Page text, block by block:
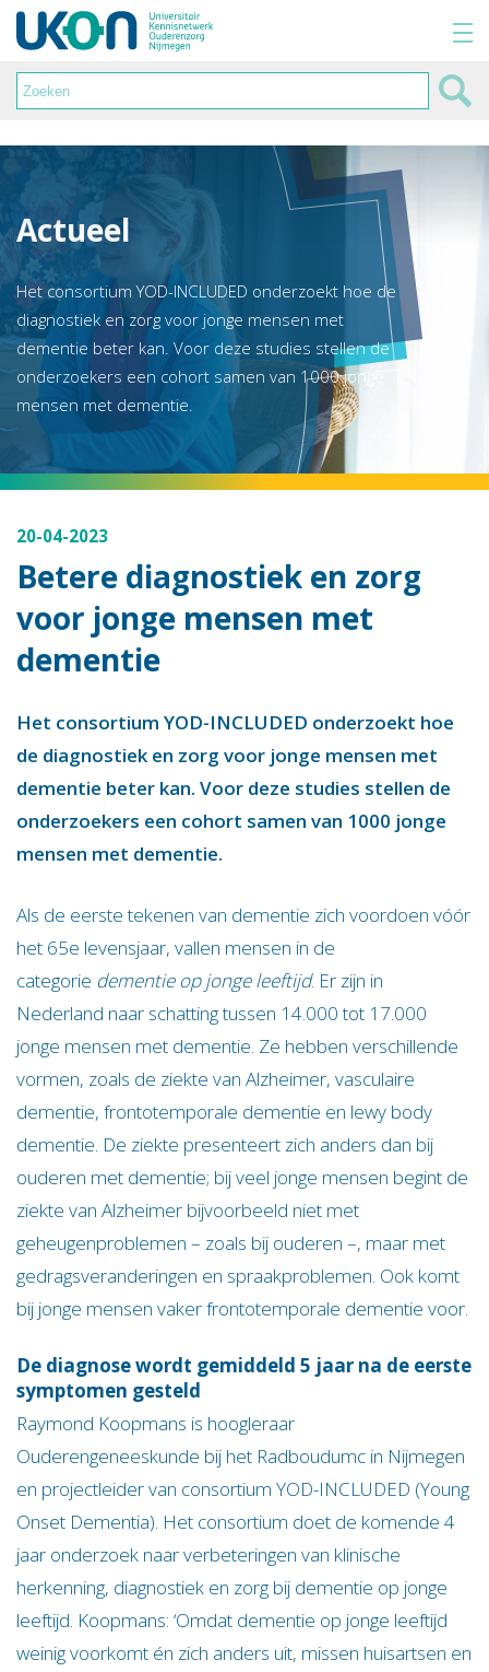
Actueel
Het consortium YOD-INCLUDED onderzoekt hoe de
diagnostiek en zorg voor jonge mensen met
dementie beter kan. Voor deze studies stellen de
onderzoekers een cohort samen van 1000 jonge
mensen met dementie.
20-04-2023
Betere diagnostiek en zorg
voor jonge mensen met
dementie
Het consortium YOD-INCLUDED onderzoekt hoe
de diagnostiek en zorg voor jonge mensen met
dementie beter kan. Voor deze studies stellen de
onderzoekers een cohort samen van 1000 jonge
mensen met dementie.
Als de eerste tekenen van dementie zich voordoen vóór
het 65e levensjaar, vallen mensen in de
categorie dementie op jonge leeftijd. Er zijn in
Nederland naar schatting tussen 14.000 tot 17.000
jonge mensen met dementie. Ze hebben verschillende
vormen, zoals de ziekte van Alzheimer, vasculaire
dementie, frontotemporale dementie en lewy body
dementie. De ziekte presenteert zich anders dan bij
ouderen met dementie; bij veel jonge mensen begint de
ziekte van Alzheimer bijvoorbeeld niet met
geheugenproblemen – zoals bij ouderen ­–, maar met
gedragsveranderingen en spraakproblemen. Ook komt
bij jonge mensen vaker frontotemporale dementie voor.
De diagnose wordt gemiddeld 5 jaar na de eerste
symptomen gesteld
Raymond Koopmans is hoogleraar
Ouderengeneeskunde bij het Radboudumc in Nijmegen
en projectleider van consortium YOD-INCLUDED (Young
Onset Dementia). Het consortium doet de komende 4
jaar onderzoek naar verbeteringen van klinische
herkenning, diagnostiek en zorg bij dementie op jonge
leeftijd. Koopmans: ‘Omdat dementie op jonge leeftijd
weinig voorkomt én zich anders uit, missen huisartsen en